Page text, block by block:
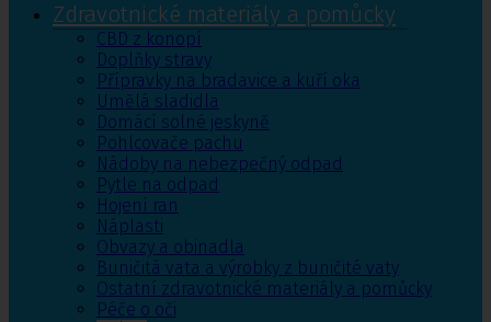
Zdravotnické materiály a pomůcky
CBD z konopí
Doplňky stravy
Přípravky na bradavice a kuří oka
Umělá sladidla
Domácí solné jeskyně
Pohlcovače pachu
Nádoby na nebezpečný odpad
Pytle na odpad
Hojení ran
Náplasti
Obvazy a obinadla
Buničitá vata a výrobky z buničité vaty
Ostatní zdravotnické materiály a pomůcky
Péče o oči